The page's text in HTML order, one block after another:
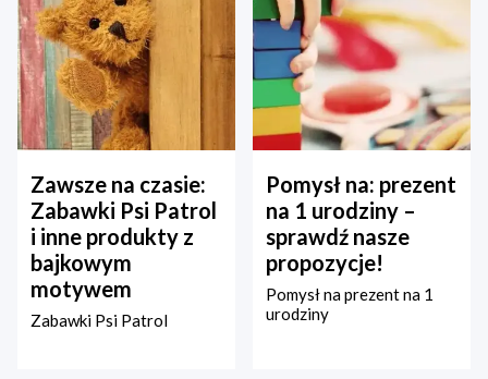
Zawsze na czasie:
Zabawki Psi Patrol
i inne produkty z
bajkowym
motywem
Zabawki Psi Patrol
Pomysł na: prezent
na 1 urodziny –
sprawdź nasze
propozycje!
Pomysł na prezent na 1
urodziny